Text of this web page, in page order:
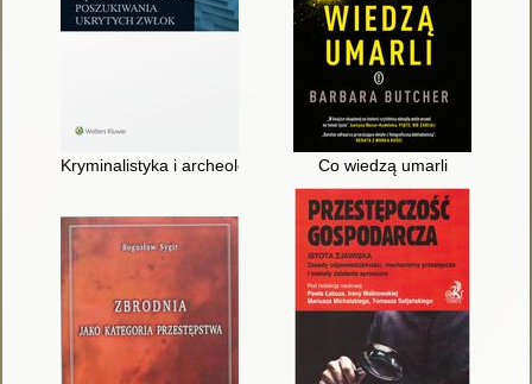
Kryminalistyka i archeologia sądowa w procesie poszukiwania
Co wiedzą umarli